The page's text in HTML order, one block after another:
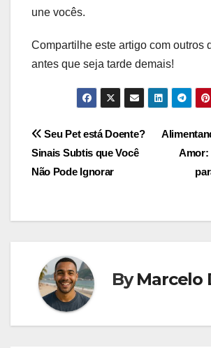
une vocês.
Compartilhe este artigo com outros
antes que seja tarde demais!
Navegação
de
Amor:
Seu Pet está Doente?
Sinais Subtis que Você
Não Pode Ignorar
ByMarcelo